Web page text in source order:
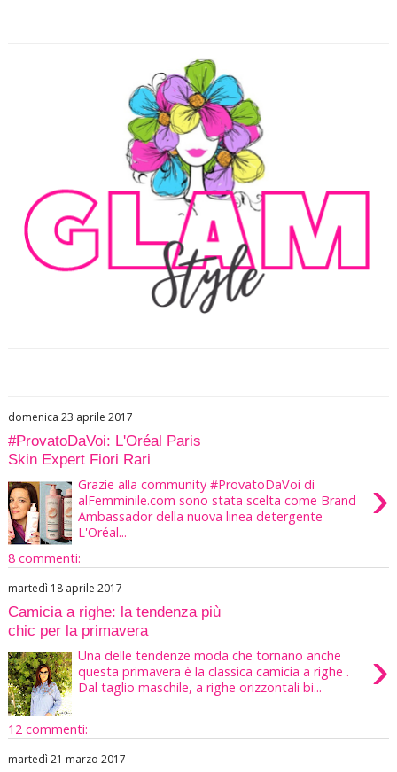
domenica 23 aprile 2017
#ProvatoDaVoi: L'Oréal Paris
Skin Expert Fiori Rari
›
Grazie alla community #ProvatoDaVoi di
alFemminile.com sono stata scelta come Brand
Ambassador della nuova linea detergente
L'Oréal...
8 commenti:
martedì 18 aprile 2017
Camicia a righe: la tendenza più
chic per la primavera
›
Una delle tendenze moda che tornano anche
questa primavera è la classica camicia a righe .
Dal taglio maschile, a righe orizzontali bi...
12 commenti:
martedì 21 marzo 2017